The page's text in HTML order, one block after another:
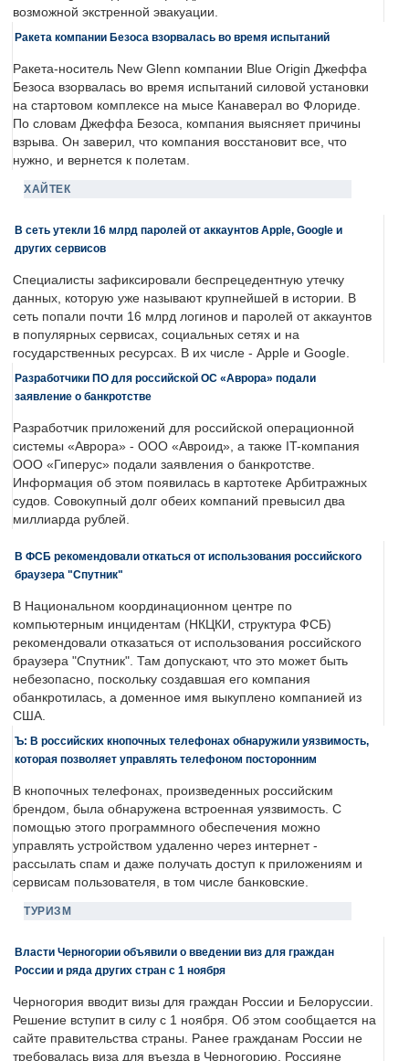
возможной экстренной эвакуации.
Ракета компании Безоса взорвалась во время испытаний
Ракета-носитель New Glenn компании Blue Origin Джеффа
Безоса взорвалась во время испытаний силовой установки
на стартовом комплексе на мысе Канаверал во Флориде.
По словам Джеффа Безоса, компания выясняет причины
взрыва. Он заверил, что компания восстановит все, что
нужно, и вернется к полетам.
ХАЙТЕК
В сеть утекли 16 млрд паролей от аккаунтов Apple, Google и
других сервисов
Специалисты зафиксировали беспрецедентную утечку
данных, которую уже называют крупнейшей в истории. В
сеть попали почти 16 млрд логинов и паролей от аккаунтов
в популярных сервисах, социальных сетях и на
государственных ресурсах. В их числе - Apple и Google.
Разработчики ПО для российской ОС «Аврора» подали
заявление о банкротстве
Разработчик приложений для российской операционной
системы «Аврора» - ООО «Авроид», а также IT-компания
ООО «Гиперус» подали заявления о банкротстве.
Информация об этом появилась в картотеке Арбитражных
судов. Совокупный долг обеих компаний превысил два
миллиарда рублей.
В ФСБ рекомендовали откаться от использования российского
браузера "Спутник"
В Национальном координационном центре по
компьютерным инцидентам (НКЦКИ, структура ФСБ)
рекомендовали отказаться от использования российского
браузера "Спутник". Там допускают, что это может быть
небезопасно, поскольку создавшая его компания
обанкротилась, а доменное имя выкуплено компанией из
США.
Ъ: В российских кнопочных телефонах обнаружили уязвимость,
которая позволяет управлять телефоном посторонним
В кнопочных телефонах, произведенных российским
брендом, была обнаружена встроенная уязвимость. С
помощью этого программного обеспечения можно
управлять устройством удаленно через интернет -
рассылать спам и даже получать доступ к приложениям и
сервисам пользователя, в том числе банковские.
ТУРИЗМ
Власти Черногории объявили о введении виз для граждан
России и ряда других стран с 1 ноября
Черногория вводит визы для граждан России и Белоруссии.
Решение вступит в силу с 1 ноября. Об этом сообщается на
сайте правительства страны. Ранее гражданам России не
требовалась виза для въезда в Черногорию. Россияне